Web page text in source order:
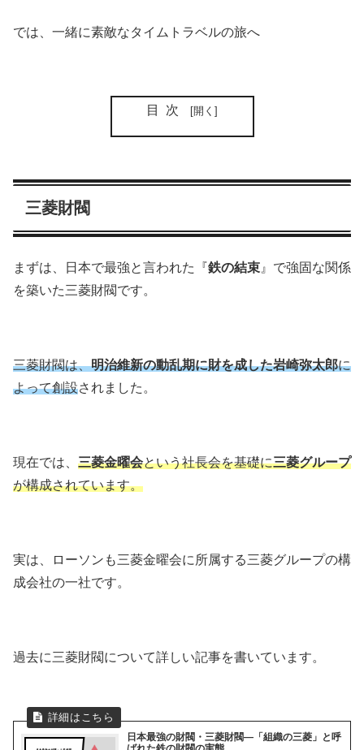
では、一緒に素敵なタイムトラベルの旅へ
目次
三菱財閥
まずは、日本で最強と言われた『鉄の結束 』で強固な関係
を築いた三菱財閥です。
三菱財閥は、明治維新の動乱期に財を成した岩崎弥太郎に
よって創設されました。
現在では、 三菱金曜会という社長会を基礎に三菱グループ
が構成されています。
実は、ローソンも三菱金曜会に所属する三菱グループの構
成会社の一社です。
過去に三菱財閥について詳しい記事を書いています。
日本最強の財閥・三菱財閥―「組織の三菱」と呼